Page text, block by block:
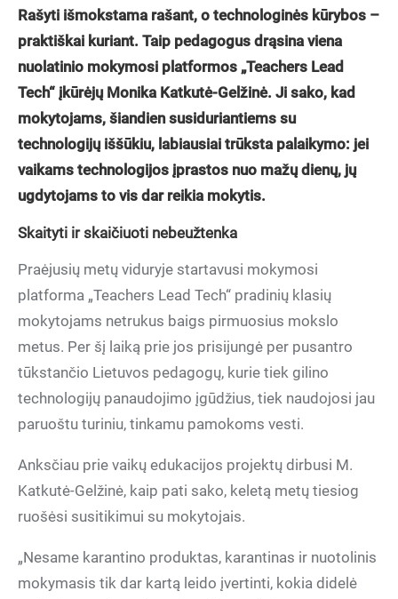
Rašyti išmokstama rašant, o technologinės kūrybos –
praktiškai kuriant. Taip pedagogus drąsina viena
nuolatinio mokymosi platformos „Teachers Lead
Tech“ įkūrėjų Monika Katkutė-Gelžinė. Ji sako, kad
mokytojams, šiandien susiduriantiems su
technologijų iššūkiu, labiausiai trūksta palaikymo: jei
vaikams technologijos įprastos nuo mažų dienų, jų
ugdytojams to vis dar reikia mokytis.
Skaityti ir skaičiuoti nebeužtenka
Praėjusių metų viduryje startavusi mokymosi
platforma „Teachers Lead Tech“ pradinių klasių
mokytojams netrukus baigs pirmuosius mokslo
metus. Per šį laiką prie jos prisijungė per pusantro
tūkstančio Lietuvos pedagogų, kurie tiek gilino
technologijų panaudojimo įgūdžius, tiek naudojosi jau
paruoštu turiniu, tinkamu pamokoms vesti.
Anksčiau prie vaikų edukacijos projektų dirbusi M.
Katkutė-Gelžinė, kaip pati sako, keletą metų tiesiog
ruošėsi susitikimui su mokytojais.
„Nesame karantino produktas, karantinas ir nuotolinis
mokymasis tik dar kartą leido įvertinti, kokia didelė